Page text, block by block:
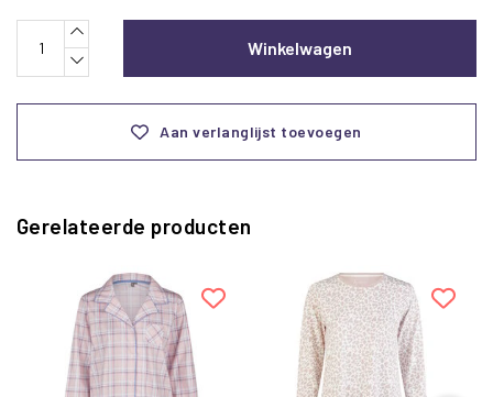
Winkelwagen
Aan verlanglijst toevoegen
Gerelateerde producten